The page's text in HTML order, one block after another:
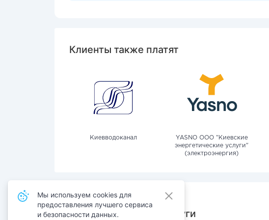
Клиенты также платят
Киевводоканал
YASNO OOO "Киевские
энергетические услуги"
(электроэнергия)
Также оплачивают услуги
Мы используем cookies для
предоставления лучшего сервиса
и безопасности данных.